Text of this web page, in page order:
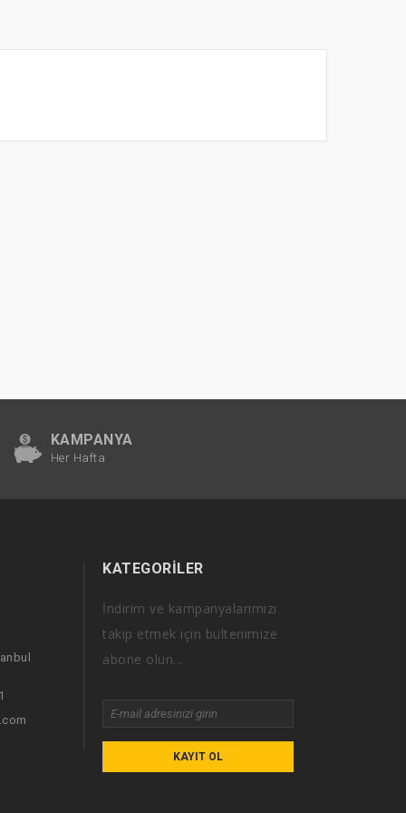
KAMPANYA
Her Hafta
KATEGORILER
İndirim ve kampanyalarımızı
takip etmek için bültenimize
abone olun...
KAYIT OL